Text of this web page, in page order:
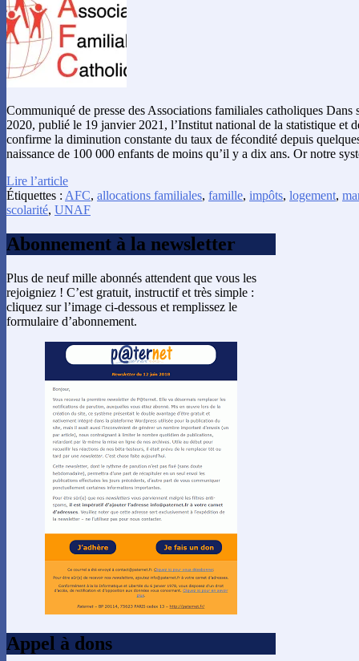
Communiqué de presse des Associations familiales catholiques
2020, publié le 19 janvier 2021, l’Institut national de la statistique et
confirme la diminution constante du taux de fécondité depuis
naissance de 100 000 enfants de moins qu’il y a dix ans. Or notre
Lire l’article
Étiquettes : AFC, allocations familiales, famille, impôts, logement,
scolarité, UNAF
Abonnement à la newsletter
Plus de neuf mille abonnés attendent que vous les
rejoigniez ! C’est gratuit, instructif et très simple :
cliquez sur l’image ci-dessous et remplissez le
formulaire d’abonnement.
Appel à dons